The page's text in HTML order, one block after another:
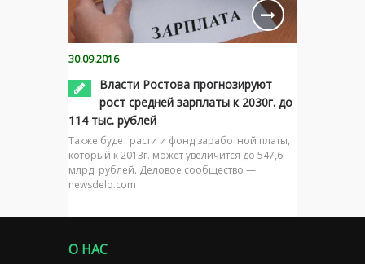
30.09.2016
Власти Ростова прогнозируют
рост средней зарплаты к 2030г. до
114 тыс. рублей
Также будет расти и фонд заработной платы,
который к 2013г. может увеличится до 547,6
млрд. рублей. Деловое сообщество —
newsdelo.com
О НАС